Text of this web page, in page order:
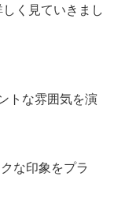
く見ていきまし
トな雰囲気を演
な印象をプラ